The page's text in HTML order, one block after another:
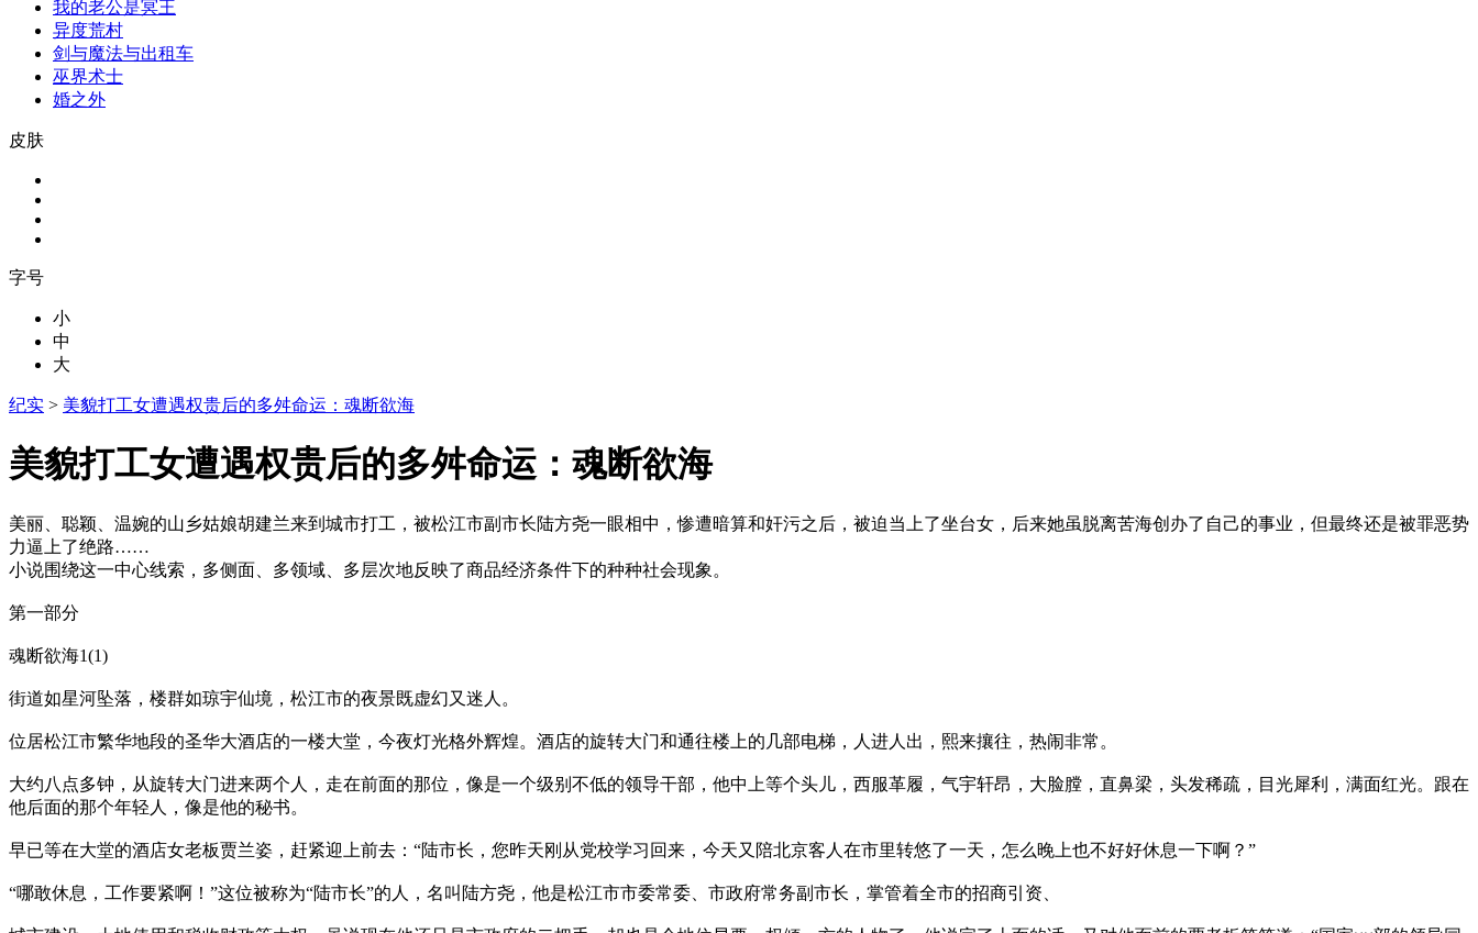
我的老公是冥王
异度荒村
剑与魔法与出租车
巫界术士
婚之外
皮肤
字号
小
中
大
纪实 > 美貌打工女遭遇权贵后的多舛命运：魂断欲海
美貌打工女遭遇权贵后的多舛命运：魂断欲海
美丽、聪颖、温婉的山乡姑娘胡建兰来到城市打工，被松江市副市长陆方尧一眼相中，惨遭暗算和奸污之后，被迫当上了坐台女，后来她虽脱离苦海创办了自己的事业，但最终还是被罪恶势
力逼上了绝路……
小说围绕这一中心线索，多侧面、多领域、多层次地反映了商品经济条件下的种种社会现象。
第一部分
魂断欲海1(1)
街道如星河坠落，楼群如琼宇仙境，松江市的夜景既虚幻又迷人。
位居松江市繁华地段的圣华大酒店的一楼大堂，今夜灯光格外辉煌。酒店的旋转大门和通往楼上的几部电梯，人进人出，熙来攘往，热闹非常。
大约八点多钟，从旋转大门进来两个人，走在前面的那位，像是一个级别不低的领导干部，他中上等个头儿，西服革履，气宇轩昂，大脸膛，直鼻梁，头发稀疏，目光犀利，满面红光。跟在
他后面的那个年轻人，像是他的秘书。
早已等在大堂的酒店女老板贾兰姿，赶紧迎上前去：“陆市长，您昨天刚从党校学习回来，今天又陪北京客人在市里转悠了一天，怎么晚上也不好好休息一下啊？”
“哪敢休息，工作要紧啊！”这位被称为“陆市长”的人，名叫陆方尧，他是松江市市委常委、市政府常务副市长，掌管着全市的招商引资、